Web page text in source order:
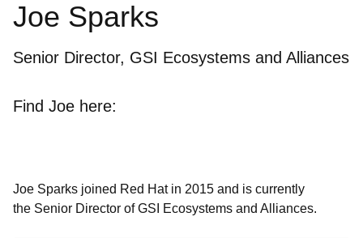
Joe Sparks
Senior Director, GSI Ecosystems and Alliances
Find Joe here:
Joe Sparks joined Red Hat in 2015 and is currently
the Senior Director of GSI Ecosystems and Alliances.